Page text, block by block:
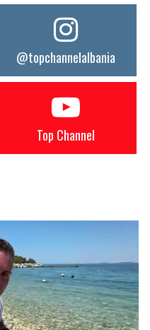
@topchannelalbania
Top Channel